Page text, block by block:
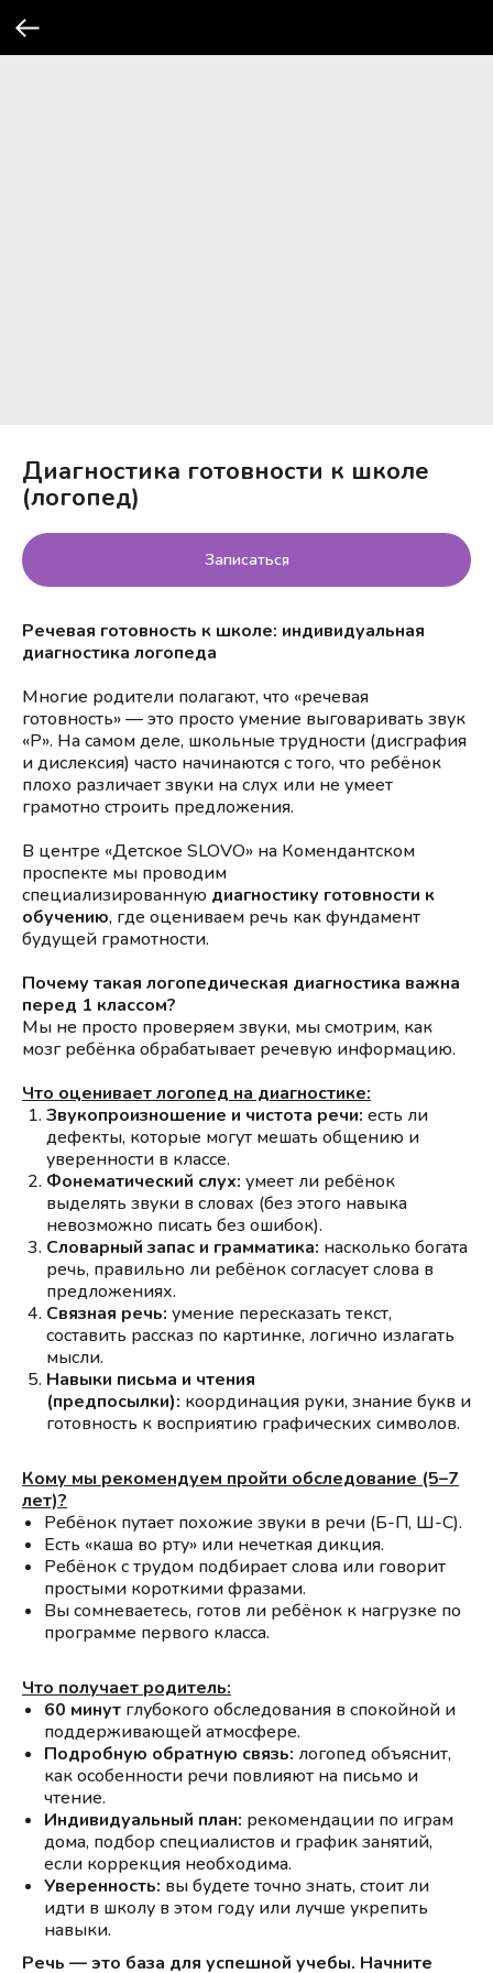
Диагностика готовности к школе
(логопед)
Записаться
Речевая готовность к школе: индивидуальная
диагностика логопеда
Многие родители полагают, что «речевая
готовность» — это просто умение выговаривать звук
«Р». На самом деле, школьные трудности (дисграфия
и дислексия) часто начинаются с того, что ребёнок
плохо различает звуки на слух или не умеет
грамотно строить предложения.
В центре «Детское SLOVO» на Комендантском
проспекте мы проводим
специализированную диагностику готовности к
обучению, где оцениваем речь как фундамент
будущей грамотности.
Почему такая логопедическая диагностика важна
перед 1 классом?
Мы не просто проверяем звуки, мы смотрим, как
мозг ребёнка обрабатывает речевую информацию.
Что оценивает логопед на диагностике:
Звукопроизношение и чистота речи: есть ли
дефекты, которые могут мешать общению и
уверенности в классе.
Фонематический слух: умеет ли ребёнок
выделять звуки в словах (без этого навыка
невозможно писать без ошибок).
Словарный запас и грамматика: насколько богата
речь, правильно ли ребёнок согласует слова в
предложениях.
Связная речь: умение пересказать текст,
составить рассказ по картинке, логично излагать
мысли.
Навыки письма и чтения
(предпосылки): координация руки, знание букв и
готовность к восприятию графических символов.
Кому мы рекомендуем пройти обследование (5–7
лет)?
Ребёнок путает похожие звуки в речи (Б-П, Ш-С).
Есть «каша во рту» или нечеткая дикция.
Ребёнок с трудом подбирает слова или говорит
простыми короткими фразами.
Вы сомневаетесь, готов ли ребёнок к нагрузке по
программе первого класса.
Что получает родитель:
60 минут глубокого обследования в спокойной и
поддерживающей атмосфере.
Подробную обратную связь: логопед объяснит,
как особенности речи повлияют на письмо и
чтение.
Индивидуальный план: рекомендации по играм
дома, подбор специалистов и график занятий,
если коррекция необходима.
Уверенность: вы будете точно знать, стоит ли
идти в школу в этом году или лучше укрепить
навыки.
Речь — это база для успешной учебы. Начните